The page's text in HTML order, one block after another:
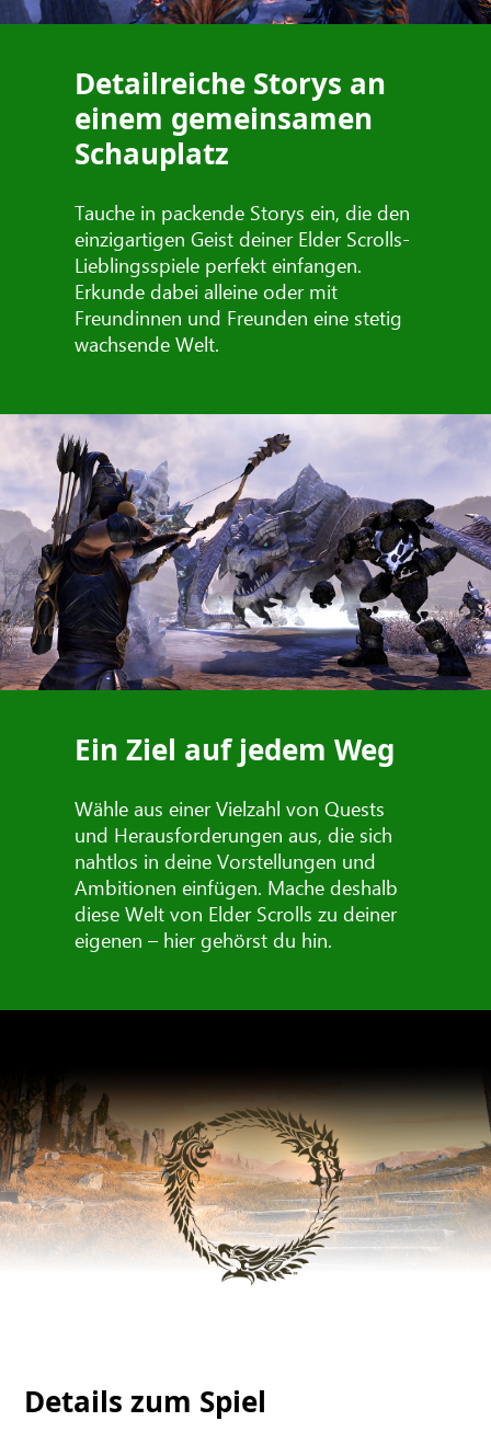
Detailreiche Storys an
einem gemeinsamen
Schauplatz
Tauche in packende Storys ein, die den
einzigartigen Geist deiner Elder Scrolls-
Lieblingsspiele perfekt einfangen.
Erkunde dabei alleine oder mit
Freundinnen und Freunden eine stetig
wachsende Welt.
Ein Ziel auf jedem Weg
Wähle aus einer Vielzahl von Quests
und Herausforderungen aus, die sich
nahtlos in deine Vorstellungen und
Ambitionen einfügen. Mache deshalb
diese Welt von Elder Scrolls zu deiner
eigenen – hier gehörst du hin.
Details zum Spiel